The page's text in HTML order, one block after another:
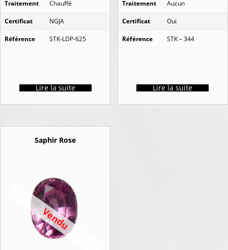
Traitement Chauffé
Certificat NGJA
Référence STK-LDP-625
Lire la suite
Traitement Aucun
Certificat Oui
Référence STK – 344
Lire la suite
Saphir Rose
Vendu